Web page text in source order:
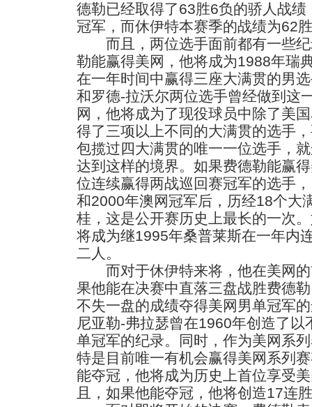
德勒已经取得了63胜6负的骄人战
冠军，而休伊特本赛季的战绩为62
而且，两位选手面前都有一些纪
勒能赢得美网，他将成为1988年瑞
在一年时间中赢得三座大满贯的男
和罗德-拉沃尔两位选手曾经做到这
网，他将成为了现役球员中除了美
得了三项以上不同的大满贯的选手
包揽过四大满贯的唯一一位选手，
达到这样的境界。如果费德勒能赢
位连续赢得两战巡回赛冠军的选手
和2000年澳网冠军后，历经18个大
桂，这是公开赛历史上最长的一次
将成为继1995年桑普莱斯在一年内
二人。
而对于休伊特来将，他在美网的
果他能在决赛中直落三盘战胜费德
不失一盘的成绩夺得美网男单冠军
尼亚勒-弗拉瑟曾在1960年创造了
单冠军的纪录。同时，作为美网系
特是目前唯一有机会赢得美网系列
能夺冠，他将成为历史上首位享受
且，如果他能夺冠，他将创造17连